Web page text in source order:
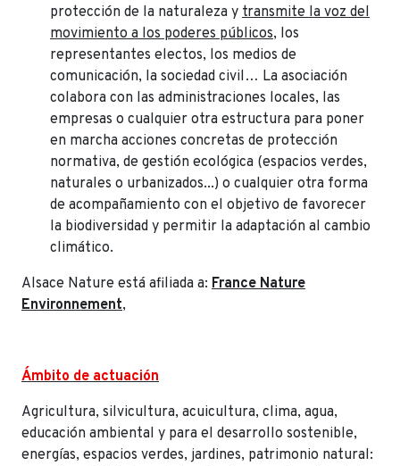
protección de la naturaleza y transmite la voz del
movimiento a los poderes públicos, los
representantes electos, los medios de
comunicación, la sociedad civil… La asociación
colabora con las administraciones locales, las
empresas o cualquier otra estructura para poner
en marcha acciones concretas de protección
normativa, de gestión ecológica (espacios verdes,
naturales o urbanizados...) o cualquier otra forma
de acompañamiento con el objetivo de favorecer
la biodiversidad y permitir la adaptación al cambio
climático.
Alsace Nature está afiliada a: France Nature
Environnement,
Ámbito de actuación
Agricultura, silvicultura, acuicultura, clima, agua,
educación ambiental y para el desarrollo sostenible,
energías, espacios verdes, jardines, patrimonio natural: